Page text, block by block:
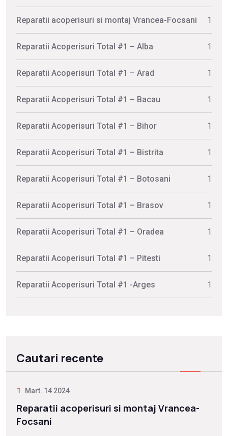
Reparatii acoperisuri si montaj Vrancea-Focsani 1
Reparatii Acoperisuri Total #1 – Alba 1
Reparatii Acoperisuri Total #1 – Arad 1
Reparatii Acoperisuri Total #1 – Bacau 1
Reparatii Acoperisuri Total #1 – Bihor 1
Reparatii Acoperisuri Total #1 – Bistrita 1
Reparatii Acoperisuri Total #1 – Botosani 1
Reparatii Acoperisuri Total #1 – Brasov 1
Reparatii Acoperisuri Total #1 – Oradea 1
Reparatii Acoperisuri Total #1 – Pitesti 1
Reparatii Acoperisuri Total #1 -Arges 1
Cautari recente
Mart. 14 2024
Reparatii acoperisuri si montaj Vrancea-
Focsani